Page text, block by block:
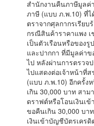
สำนักงานคืนภาษีมูลค่
ภาษี (แบบ ภ.พ.10) ที่
ตราจากศุลกากรเรีย
กรณีสินค้าราคาแพง
เป็นตัวเรือนหรือของ
และปากกา ที่มีมูลค่า
ไป หลังผ่านการตรวจ
ไปแสดงต่อเจ้าหน้าที่
(แบบ ภ.พ.10) อีกครั้ง
เกิน 30,000 บาท สาม
ดราฟต์หรือโอนเงินเ
ขอคืนเกิน 30,000 บา
เงินเข้าบัญชีบัตรเครดิ